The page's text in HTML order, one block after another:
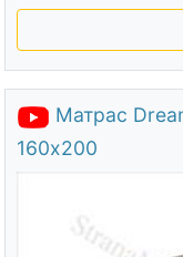
Матрас
160х200